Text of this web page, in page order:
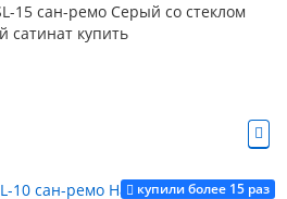
15 сан-ремо Серый со стеклом
сатинат купить
купили более 15 раз